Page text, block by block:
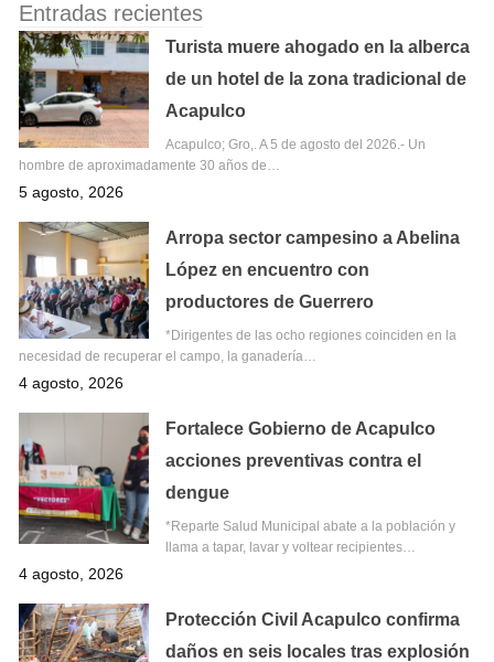
Entradas recientes
Turista muere ahogado en la alberca
de un hotel de la zona tradicional de
Acapulco
Acapulco; Gro,. A 5 de agosto del 2026.- Un
hombre de aproximadamente 30 años de…
5 agosto, 2026
Arropa sector campesino a Abelina
López en encuentro con
productores de Guerrero
*Dirigentes de las ocho regiones coinciden en la
necesidad de recuperar el campo, la ganadería…
4 agosto, 2026
Fortalece Gobierno de Acapulco
acciones preventivas contra el
dengue
*Reparte Salud Municipal abate a la población y
llama a tapar, lavar y voltear recipientes…
4 agosto, 2026
Protección Civil Acapulco confirma
daños en seis locales tras explosión